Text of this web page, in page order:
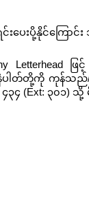
ပေးပို့နိုင်ကြောင်
ပါတ်တို့ကို ကုန်သည်/
၁ ၄၃၄ (Ext: ၃၀